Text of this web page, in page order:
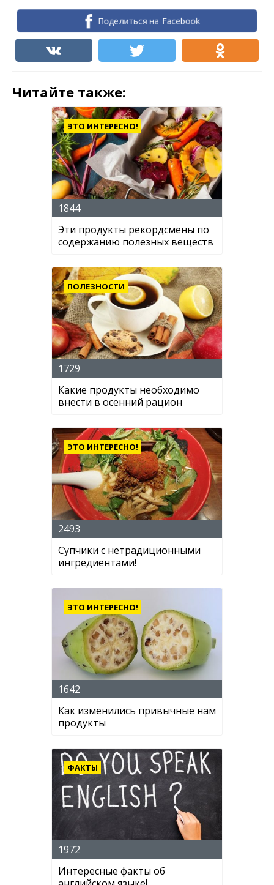
Поделиться на Facebook
Читайте также:
ЭТО ИНТЕРЕСНО!
1844
Эти продукты рекордсмены по
содержанию полезных веществ
ПОЛЕЗНОСТИ
1729
Какие продукты необходимо
внести в осенний рацион
ЭТО ИНТЕРЕСНО!
2493
Супчики с нетрадиционными
ингредиентами!
ЭТО ИНТЕРЕСНО!
1642
Как изменились привычные нам
продукты
ФАКТЫ
1972
Интересные факты об